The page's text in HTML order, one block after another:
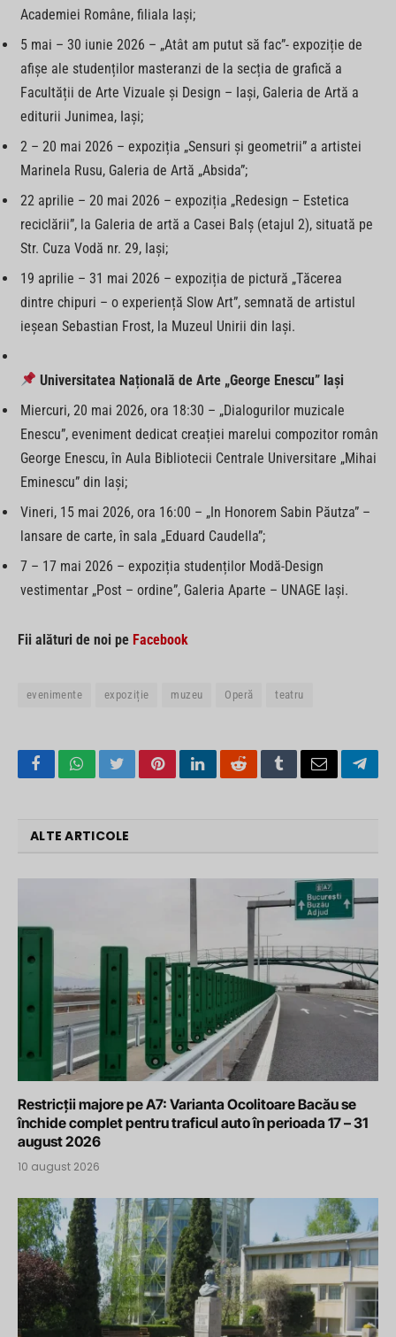
Academiei Române, filiala Iași;
5 mai – 30 iunie 2026 – „Atât am putut să fac”- expoziție de
afișe ale studenților masteranzi de la secția de grafică a
Facultății de Arte Vizuale și Design – Iași, Galeria de Artă a
editurii Junimea, Iași;
2 – 20 mai 2026 – expoziția „Sensuri și geometrii” a artistei
Marinela Rusu, Galeria de Artă „Absida”;
22 aprilie – 20 mai 2026 – expoziția „Redesign – Estetica
reciclării”, la Galeria de artă a Casei Balș (etajul 2), situată pe
Str. Cuza Vodă nr. 29, Iași;
19 aprilie – 31 mai 2026 – expoziția de pictură „Tăcerea
dintre chipuri – o experiență Slow Art”, semnată de artistul
ieșean Sebastian Frost, la Muzeul Unirii din Iași.
Universitatea Națională de Arte „George Enescu” Iași
Miercuri, 20 mai 2026, ora 18:30 – „Dialogurilor muzicale
Enescu”, eveniment dedicat creației marelui compozitor român
George Enescu, în Aula Bibliotecii Centrale Universitare „Mihai
Eminescu” din Iași;
Vineri, 15 mai 2026, ora 16:00 – „In Honorem Sabin Păutza” –
lansare de carte, în sala „Eduard Caudella”;
7 – 17 mai 2026 – expoziția studenților Modă-Design
vestimentar „Post – ordine”, Galeria Aparte – UNAGE Iași.
Fii alături de noi pe Facebook
evenimente expoziție muzeu Operă teatru
FacebookWhatsApp
TwitterPinterestLinkedInRedditTumblrEmail
ALTE ARTICOLE
Restricții majore pe A7: Varianta Ocolitoare Bacău se
închide complet pentru traficul auto în perioada 17 – 31
august 2026
10 august 2026